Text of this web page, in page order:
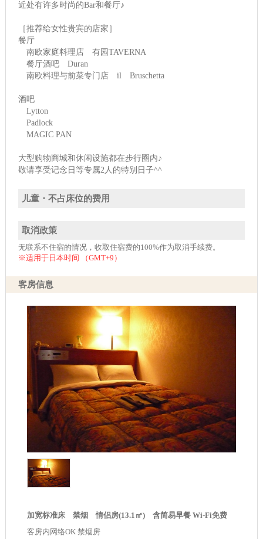
近处有许多时尚的Bar和餐厅♪
［推荐给女性贵宾的店家］
餐厅
南欧家庭料理店 有园TAVERNA
餐厅酒吧 Duran
南欧料理与前菜专门店 il Bruschetta
酒吧
Lytton
Padlock
MAGIC PAN
大型购物商城和休闲设施都在步行圈内♪
敬请享受记念日等专属2人的特别日子^^
儿童・不占床位的费用
取消政策
无联系不住宿的情况，收取住宿费的100%作为取消手续费。
※适用于日本时间 （GMT+9）
客房信息
加宽标准床 禁烟 情侣房(13.1㎡) 含简易早餐 Wi-Fi免费
客房内网络OK 禁烟房